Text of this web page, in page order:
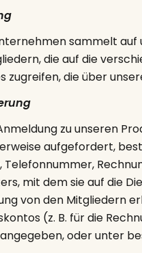
sammelt
die auf die
zugreifen, die über
zu unseren
aufgefordert,
Telefonnummer,
mit dem sie auf die
von den Mitgliedern
(z. B. für die
oder unter